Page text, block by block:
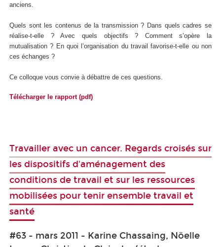
anciens.
Quels sont les contenus de la transmission ? Dans quels cadres se
réalise-t-elle ? Avec quels objectifs ? Comment s’opère la
mutualisation ? En quoi l’organisation du travail favorise-t-elle ou non
ces échanges ?
Ce colloque vous convie à débattre de ces questions.
Télécharger le rapport (pdf)
Travailler avec un cancer. Regards croisés sur
les dispositifs d'aménagement des
conditions de travail et sur les ressources
mobilisées pour tenir ensemble travail et
santé
#63 - mars 2011 - Karine Chassaing, Nöelle